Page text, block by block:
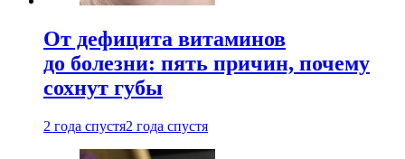
От дефицита витаминов
до болезни: пять причин, почему
сохнут губы
2 года спустя2 года спустя